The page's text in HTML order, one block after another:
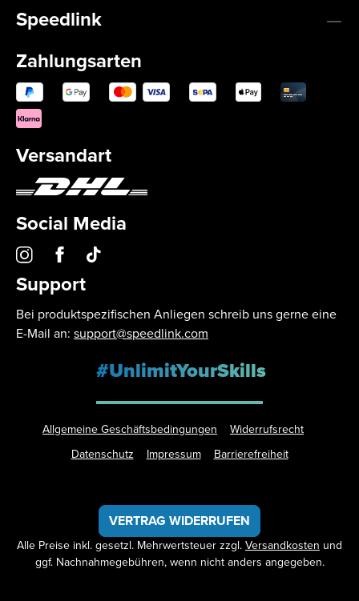
Speedlink
Zahlungsarten
Versandart
Social Media
Support
Bei produktspezifischen Anliegen schreib uns gerne eine
E-Mail an: support@speedlink.com
#UnlimitYourSkills
Allgemeine Geschäftsbedingungen
Widerrufsrecht
Datenschutz
Impressum Barrierefreiheit
VERTRAG WIDERRUFEN
Alle Preise inkl. gesetzl. Mehrwertsteuer zzgl.Versandkosten und
ggf. Nachnahmegebühren, wenn nicht anders angegeben.